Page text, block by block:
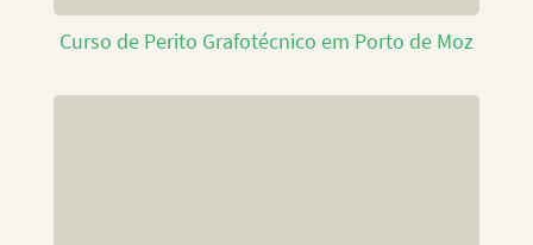
Curso de Perito Grafotécnico em Porto de Moz